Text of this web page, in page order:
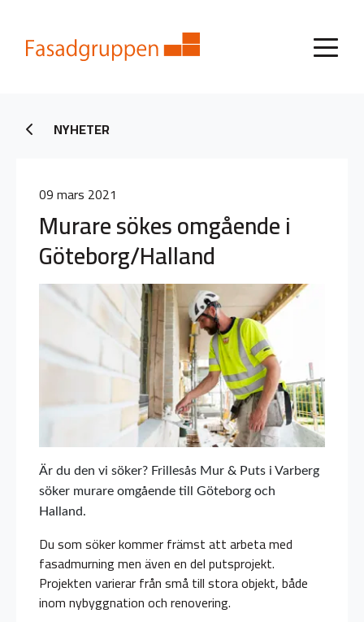
NYHETER
09 mars 2021
Murare sökes omgående i
Göteborg/Halland
Är du den vi söker? Frillesås Mur & Puts i Varberg
söker murare omgående till Göteborg och
Halland.
Du som söker kommer främst att arbeta med
fasadmurning men även en del putsprojekt.
Projekten varierar från små till stora objekt, både
inom nybyggnation och renovering.